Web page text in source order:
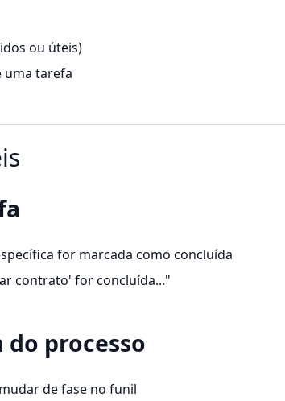
ou úteis)
uma tarefa
for marcada como concluída
contrato' for concluída..."
do processo
de fase no funil